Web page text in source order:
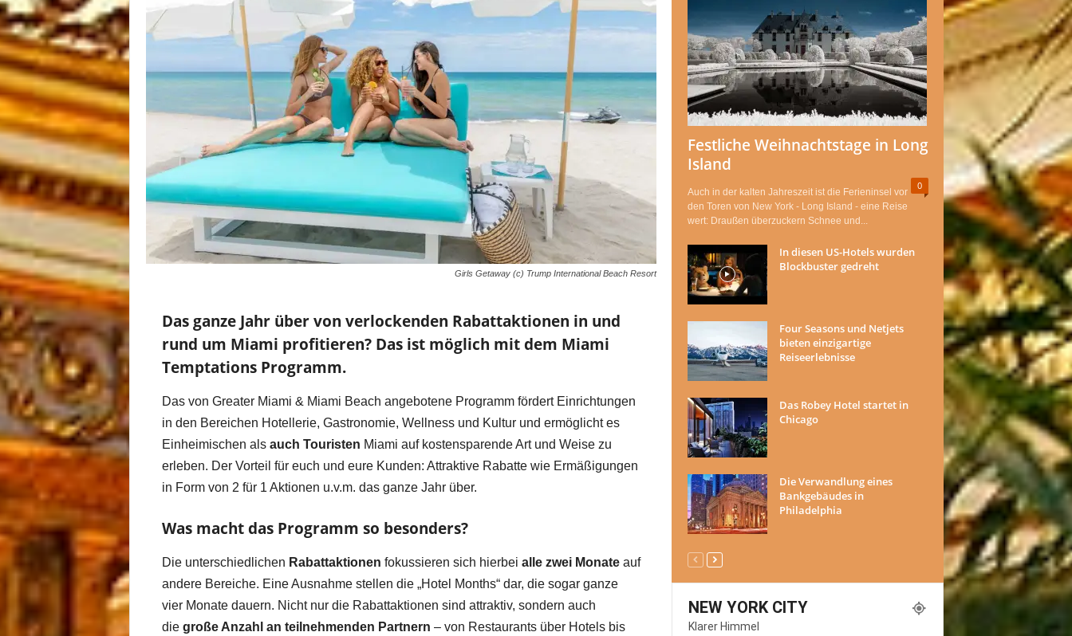
Girls Getaway (c) Trump International Beach Resort
Das ganze Jahr über von verlockenden Rabattaktionen in und
rund um Miami profitieren? Das ist möglich mit dem Miami
Temptations Programm.
Das von Greater Miami & Miami Beach angebotene Programm fördert Einrichtungen
in den Bereichen Hotellerie, Gastronomie, Wellness und Kultur und ermöglicht es
Einheimischen als auch Touristen Miami auf kostensparende Art und Weise zu
erleben. Der Vorteil für euch und eure Kunden: Attraktive Rabatte wie Ermäßigungen
in Form von 2 für 1 Aktionen u.v.m. das ganze Jahr über.
Was macht das Programm so besonders?
Die unterschiedlichen Rabattaktionen fokussieren sich hierbei alle zwei Monate auf
andere Bereiche. Eine Ausnahme stellen die „Hotel Months“ dar, die sogar ganze
vier Monate dauern. Nicht nur die Rabattaktionen sind attraktiv, sondern auch
die große Anzahl an teilnehmenden Partnern – von Restaurants über Hotels bis
Festliche Weihnachtstage in Long
Island
0
Auch in der kalten Jahreszeit ist die Ferieninsel vor
den Toren von New York - Long Island - eine Reise
wert: Draußen überzuckern Schnee und...
In diesen US-Hotels wurden
Blockbuster gedreht
Four Seasons und Netjets
bieten einzigartige
Reiseerlebnisse
Das Robey Hotel startet in
Chicago
Die Verwandlung eines
Bankgebäudes in
Philadelphia
NEW YORK CITY
Klarer Himmel